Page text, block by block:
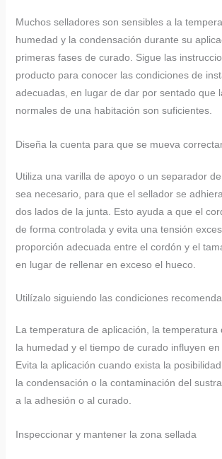
Muchos selladores son sensibles a la
humedad y la condensación durante su
primeras fases de curado. Sigue las
producto para conocer las condiciones de
adecuadas, en lugar de dar por sentado que
normales de una habitación son suficientes.
Diseña la cuenta para que se mueva
Utiliza una varilla de apoyo o un separador
sea necesario, para que el sellador se
dos lados de la junta. Esto ayuda a que el
de forma controlada y evita una tensión
proporción adecuada entre el cordón y el
en lugar de rellenar en exceso el hueco.
Utilízalo siguiendo las condiciones
La temperatura de aplicación, la temperatura
la humedad y el tiempo de curado influyen
Evita la aplicación cuando exista la
la condensación o la contaminación del
a la adhesión o al curado.
Inspeccionar y mantener la zona sellada